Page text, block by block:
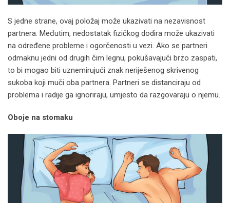
S jedne strane, ovaj položaj može ukazivati ​​na nezavisnost
partnera. Međutim, nedostatak fizičkog dodira može ukazivati ​​
na određene probleme i ogorčenosti u vezi. Ako se partneri
odmaknu jedni od drugih čim legnu, pokušavajući brzo zaspati,
to bi mogao biti uznemirujući znak neriješenog skrivenog
sukoba koji muči oba partnera. Partneri se distanciraju od
problema i radije ga ignoriraju, umjesto da razgovaraju o njemu.
Oboje na stomaku